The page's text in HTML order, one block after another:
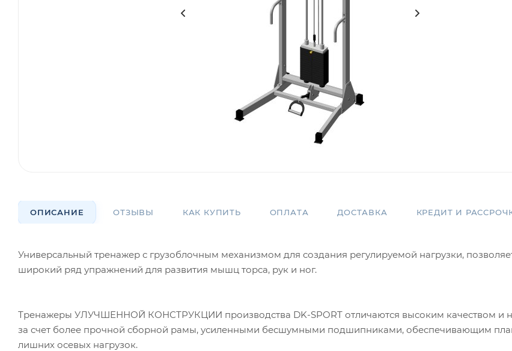
ОПИСАНИЕ ОТЗЫВЫ КАК КУПИТЬ ОПЛАТА ДОСТАВКА КРЕДИТ И
Универсальный тренажер с грузоблочным механизмом для создания регулируемой нагрузки,
широкий ряд упражнений для развития мышц торса, рук и ног.
Тренажеры УЛУЧШЕННОЙ КОНСТРУКЦИИ производства DK-SPORT отличаются высоким качеством и
за счет более прочной сборной рамы, усиленными бесшумными подшипниками, обеспечивающим
лишних осевых нагрузок.